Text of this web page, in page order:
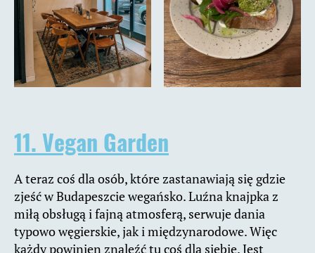
11. Vegan Garden
A teraz coś dla osób, które zastanawiają się gdzie
zjeść w Budapeszcie wegańsko. Luźna knajpka z
miłą obsługą i fajną atmosferą, serwuje dania
typowo węgierskie, jak i międzynarodowe. Więc
każdy powinien znaleźć tu coś dla siebie. Jest